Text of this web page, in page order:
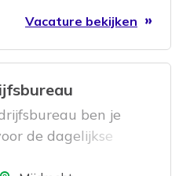
Vacature bekijken
ben je
de dagelijkse